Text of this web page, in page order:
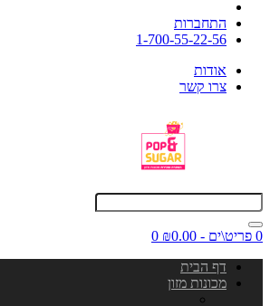
התחברות
1-700-55-22-56
אודות
צרו קשר
0 פריט\ים - ₪0.00
0
דף הבית
מכונות מזון